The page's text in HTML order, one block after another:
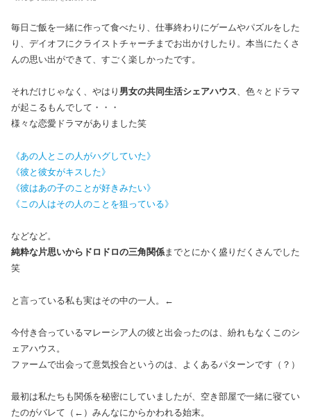
毎日ご飯を一緒に作って食べたり、仕事終わりにゲームやパズルをした
り、デイオフにクライストチャーチまでお出かけしたり。本当にたくさ
んの思い出ができて、すごく楽しかったです。
それだけじゃなく、やはり 男女の共同生活シェアハウス、色々とドラマ
が起こるもんでして・・・
様々な恋愛ドラマがありました笑
《あの人とこの人がハグしていた》
《彼と彼女がキスした》
《彼はあの子のことが好きみたい》
《この人はその人のことを狙っている》
などなど。
純粋な片思いからドロドロの三角関係までとにかく盛りだくさんでした
笑
と言っている私も実はその中の一人。←
今付き合っているマレーシア人の彼と出会ったのは、紛れもなくこのシ
ェアハウス。
ファームで出会って意気投合というのは、よくあるパターンです（？）
最初は私たちも関係を秘密にしていましたが、空き部屋で一緒に寝てい
たのがバレて（←）みんなにからかわれる始末。